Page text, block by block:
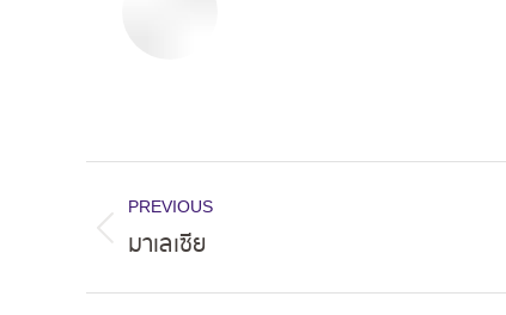
navigation
PREVIOUS
Previous
มาเลเซีย